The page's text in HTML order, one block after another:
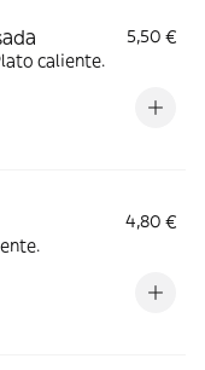
5,50 €
caliente.
4,80 €